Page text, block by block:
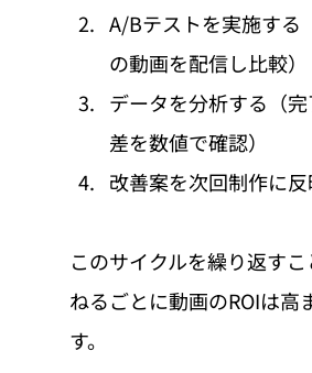
A/Bテストを実施する
の動画を配信し比較）
データを分析する（完
差を数値で確認）
改善案を次回制作に
このサイクルを繰り返す
ねるごとに動画のROIは高
す。